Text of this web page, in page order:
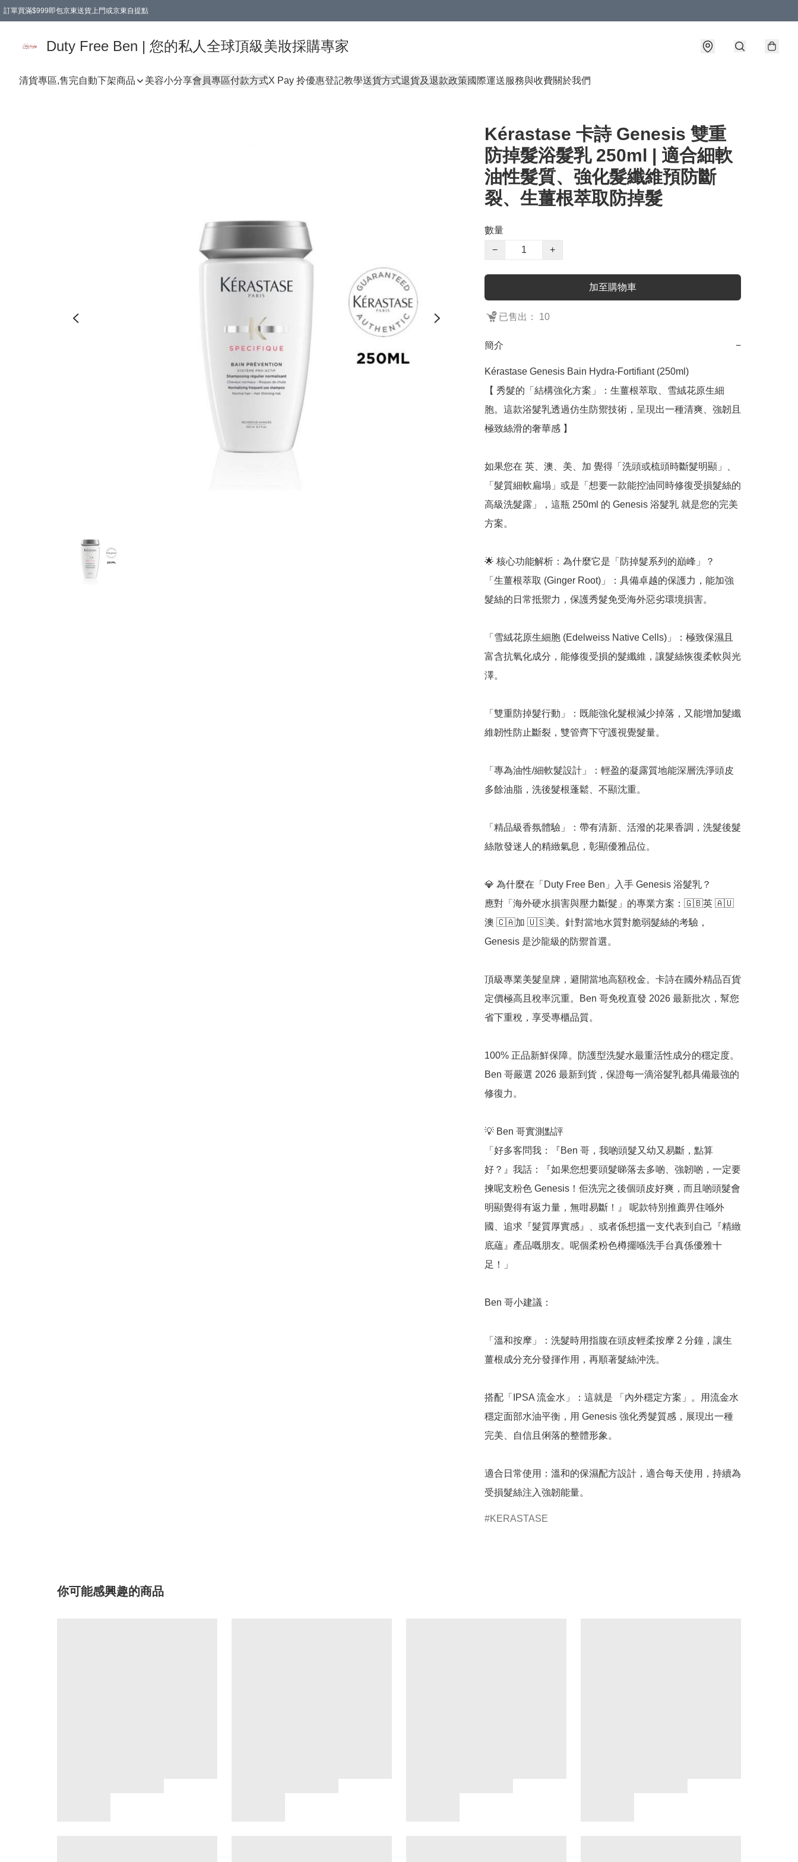
訂單買滿$999即包京東送貨上門或京東自提點
Duty Free Ben | 您的私人全球頂級美妝採購專家
清貨專區,售完自動下架商品 美容小分享會員專區付款方式X Pay 拎優惠登記教學送貨方式退貨及退款政策國際運送服務與收費關於我們
Kérastase 卡詩 Genesis 雙重
防掉髮浴髮乳 250ml | 適合細軟
油性髮質、強化髮纖維預防斷
裂、生薑根萃取防掉髮
數量
−
+
加至購物車
已售出： 10
簡介 −
Kérastase Genesis Bain Hydra-Fortifiant (250ml)
【 秀髮的「結構強化方案」：生薑根萃取、雪絨花原生細
胞。這款浴髮乳透過仿生防禦技術，呈現出一種清爽、強韌且
極致絲滑的奢華感 】
如果您在 英、澳、美、加 覺得「洗頭或梳頭時斷髮明顯」、
「髮質細軟扁塌」或是「想要一款能控油同時修復受損髮絲的
高級洗髮露」，這瓶 250ml 的 Genesis 浴髮乳 就是您的完美
方案。
🌟 核心功能解析：為什麼它是「防掉髮系列的巔峰」？
「生薑根萃取 (Ginger Root)」：具備卓越的保護力，能加強
髮絲的日常抵禦力，保護秀髮免受海外惡劣環境損害。
「雪絨花原生細胞 (Edelweiss Native Cells)」：極致保濕且
富含抗氧化成分，能修復受損的髮纖維，讓髮絲恢復柔軟與光
澤。
「雙重防掉髮行動」：既能強化髮根減少掉落，又能增加髮纖
維韌性防止斷裂，雙管齊下守護視覺髮量。
「專為油性/細軟髮設計」：輕盈的凝露質地能深層洗淨頭皮
多餘油脂，洗後髮根蓬鬆、不顯沈重。
「精品級香氛體驗」：帶有清新、活潑的花果香調，洗髮後髮
絲散發迷人的精緻氣息，彰顯優雅品位。
💎 為什麼在「Duty Free Ben」入手 Genesis 浴髮乳？
應對「海外硬水損害與壓力斷髮」的專業方案：🇬🇧英 🇦🇺
澳 🇨🇦加 🇺🇸美。針對當地水質對脆弱髮絲的考驗，
Genesis 是沙龍級的防禦首選。
頂級專業美髮皇牌，避開當地高額稅金。卡詩在國外精品百貨
定價極高且稅率沉重。Ben 哥免稅直發 2026 最新批次，幫您
省下重稅，享受專櫃品質。
100% 正品新鮮保障。防護型洗髮水最重活性成分的穩定度。
Ben 哥嚴選 2026 最新到貨，保證每一滴浴髮乳都具備最強的
修復力。
💡 Ben 哥實測點評
「好多客問我：『Ben 哥，我啲頭髮又幼又易斷，點算
好？』我話：『如果您想要頭髮睇落去多啲、強韌啲，一定要
揀呢支粉色 Genesis！佢洗完之後個頭皮好爽，而且啲頭髮會
明顯覺得有返力量，無咁易斷！』 呢款特別推薦畀住喺外
國、追求『髮質厚實感』、或者係想搵一支代表到自己『精緻
底蘊』產品嘅朋友。呢個柔粉色樽擺喺洗手台真係優雅十
足！」
Ben 哥小建議：
「溫和按摩」：洗髮時用指腹在頭皮輕柔按摩 2 分鐘，讓生
薑根成分充分發揮作用，再順著髮絲沖洗。
搭配「IPSA 流金水」：這就是 「內外穩定方案」。用流金水
穩定面部水油平衡，用 Genesis 強化秀髮質感，展現出一種
完美、自信且俐落的整體形象。
適合日常使用：溫和的保濕配方設計，適合每天使用，持續為
受損髮絲注入強韌能量。
KERASTASE
你可能感興趣的商品